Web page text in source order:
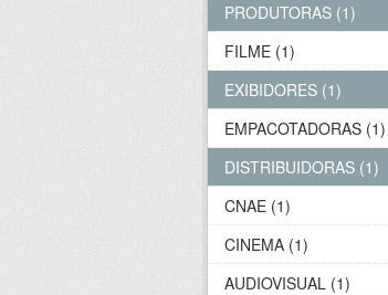
PRODUTORAS (1)
FILME (1)
EXIBIDORES (1)
EMPACOTADORAS (1)
DISTRIBUIDORAS (1)
CNAE (1)
CINEMA (1)
AUDIOVISUAL (1)